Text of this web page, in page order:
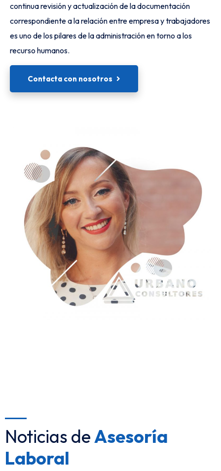
continua revisión y actualización de la documentación
correspondiente a la relación entre empresa y trabajadores
es uno de los pilares de la administración en torno a los
recurso humanos.
Contacta con nosotros
Noticias deAsesoría
Laboral